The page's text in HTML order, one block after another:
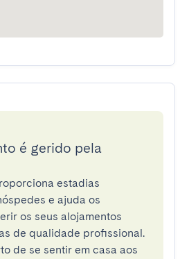
é gerido pela
estadias
e ajuda os
os seus alojamentos
de qualidade profissional.
de se sentir em casa aos